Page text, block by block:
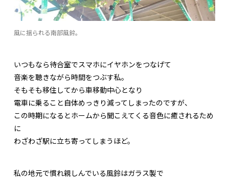
風に揺られる南部風鈴。
いつもなら待合室でスマホにイヤホンをつなげて
音楽を聴きながら時間をつぶす私。
そもそも移住してから車移動中心となり
電車に乗ること自体めっきり減ってしまったのですが、
この時期になるとホームから聞こえてくる音色に癒されるため
に
わざわざ駅に立ち寄ってしまうほど。
私の地元で慣れ親しんでいる風鈴はガラス製で